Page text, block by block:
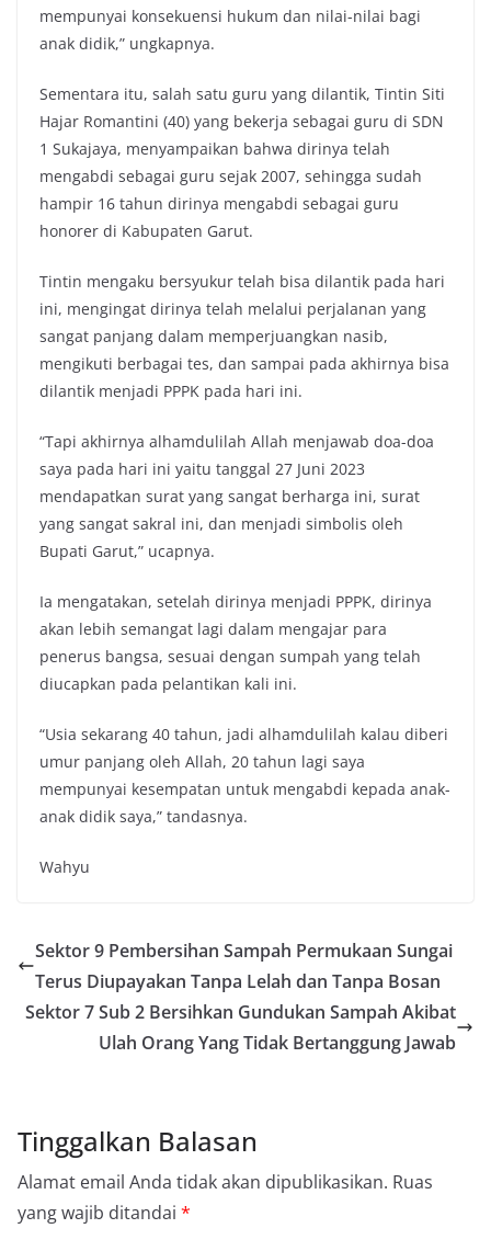
mempunyai konsekuensi hukum dan nilai-nilai bagi
anak didik,” ungkapnya.
Sementara itu, salah satu guru yang dilantik, Tintin Siti
Hajar Romantini (40) yang bekerja sebagai guru di SDN
1 Sukajaya, menyampaikan bahwa dirinya telah
mengabdi sebagai guru sejak 2007, sehingga sudah
hampir 16 tahun dirinya mengabdi sebagai guru
honorer di Kabupaten Garut.
Tintin mengaku bersyukur telah bisa dilantik pada hari
ini, mengingat dirinya telah melalui perjalanan yang
sangat panjang dalam memperjuangkan nasib,
mengikuti berbagai tes, dan sampai pada akhirnya bisa
dilantik menjadi PPPK pada hari ini.
“Tapi akhirnya alhamdulilah Allah menjawab doa-doa
saya pada hari ini yaitu tanggal 27 Juni 2023
mendapatkan surat yang sangat berharga ini, surat
yang sangat sakral ini, dan menjadi simbolis oleh
Bupati Garut,” ucapnya.
Ia mengatakan, setelah dirinya menjadi PPPK, dirinya
akan lebih semangat lagi dalam mengajar para
penerus bangsa, sesuai dengan sumpah yang telah
diucapkan pada pelantikan kali ini.
“Usia sekarang 40 tahun, jadi alhamdulilah kalau diberi
umur panjang oleh Allah, 20 tahun lagi saya
mempunyai kesempatan untuk mengabdi kepada anak-
anak didik saya,” tandasnya.
Wahyu
Sektor 9 Pembersihan Sampah Permukaan Sungai
Terus Diupayakan Tanpa Lelah dan Tanpa Bosan
Sektor 7 Sub 2 Bersihkan Gundukan Sampah Akibat
Ulah Orang Yang Tidak Bertanggung Jawab
Tinggalkan Balasan
Alamat email Anda tidak akan dipublikasikan. Ruas
yang wajib ditandai *